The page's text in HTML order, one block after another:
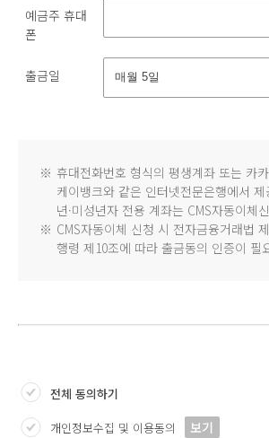
예금주 휴대
폰
출금일
※ 휴대전화번호 형식의 평생계좌 또는 카카
케이뱅크와 같은 인터넷전문은행에서
년·미성년자 전용 계좌는 CMS자동이체
※ CMS자동이체 신청 시 전자금융거래법
행령 제10조에 따라 출금동의 인증이 필
전체 동의하기
개인정보수집 및 이용동의 보기